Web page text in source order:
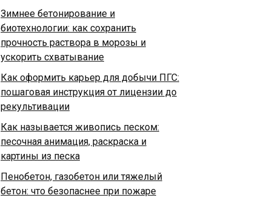
Зимнее бетонирование и
биотехнологии: как сохранить
прочность раствора в морозы и
ускорить схватывание
Как оформить карьер для добычи ПГС:
пошаговая инструкция от лицензии до
рекультивации
Как называется живопись песком:
песочная анимация, раскраска и
картины из песка
Пенобетон, газобетон или тяжелый
бетон: что безопаснее при пожаре